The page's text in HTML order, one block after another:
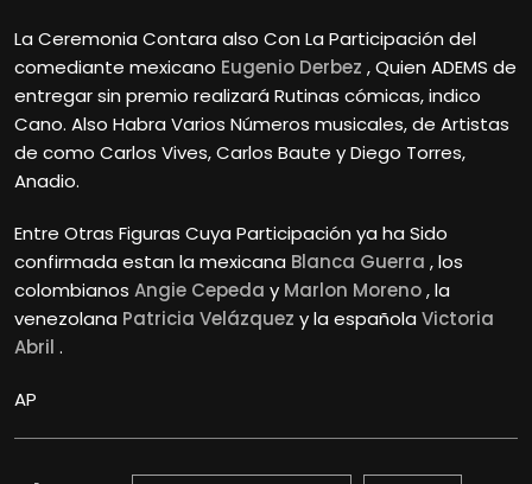
La Ceremonia Contara also Con La Participación del
comediante mexicano Eugenio Derbez , Quien ADEMS de
entregar sin premio realizará Rutinas cómicas, indico
Cano. Also Habra Varios Números musicales, de Artistas
de como Carlos Vives, Carlos Baute y Diego Torres,
Anadio.
Entre Otras Figuras Cuya Participación ya ha Sido
confirmada estan la mexicana Blanca Guerra , los
colombianos Angie Cepeda y Marlon Moreno, la
venezolana Patricia Velázquez y la española Victoria
Abril .
AP